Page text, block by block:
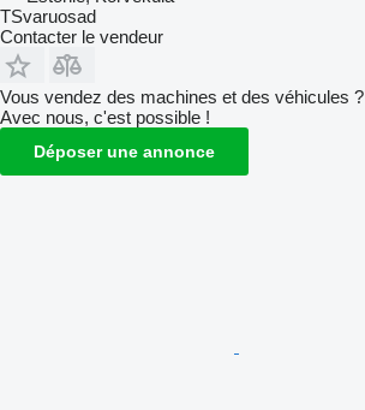
TSvaruosad
Contacter le vendeur
Vous vendez des machines et des véhicules ?
Avec nous, c'est possible !
Déposer une annonce